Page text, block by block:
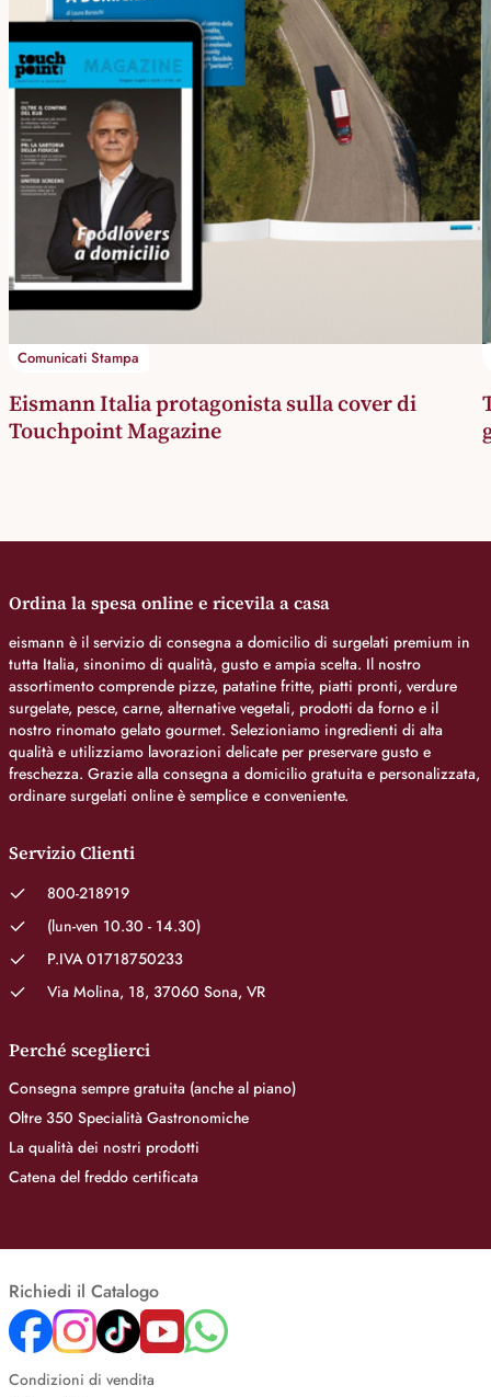
Comunicati Stampa
Eismann Italia protagonista sulla cover di
Touchpoint Magazine
Ordina la spesa online e ricevila a casa
eismann è il servizio di consegna a domicilio di surgelati premium in
tutta Italia, sinonimo di qualità, gusto e ampia scelta. Il nostro
assortimento comprende pizze, patatine fritte, piatti pronti, verdure
surgelate, pesce, carne, alternative vegetali, prodotti da forno e il
nostro rinomato gelato gourmet. Selezioniamo ingredienti di alta
qualità e utilizziamo lavorazioni delicate per preservare gusto e
freschezza. Grazie alla consegna a domicilio gratuita e personalizzata,
ordinare surgelati online è semplice e conveniente.
Servizio Clienti
800-218919
(lun-ven 10.30 - 14.30)
P.IVA 01718750233
Via Molina, 18, 37060 Sona, VR
Perché sceglierci
Consegna sempre gratuita (anche al piano)
Oltre 350 Specialità Gastronomiche
La qualità dei nostri prodotti
Catena del freddo certificata
Richiedi il Catalogo
Condizioni di vendita